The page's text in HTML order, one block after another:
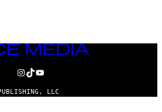
INSTAGRAM
TIKTOK
YOUTUBE
LLC